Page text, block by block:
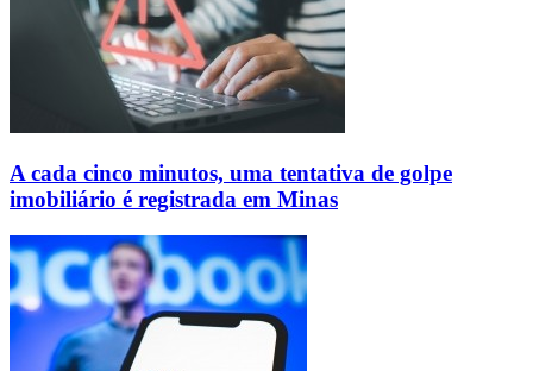
A cada cinco minutos, uma tentativa de golpe
imobiliário é registrada em Minas